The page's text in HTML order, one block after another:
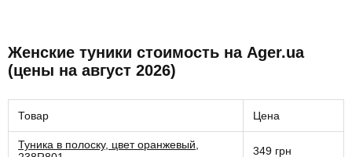
Женские туники стоимость на Ager.ua
(цены на август 2026)
Товар Цена
Туника в полоску, цвет оранжевый,
349 грн